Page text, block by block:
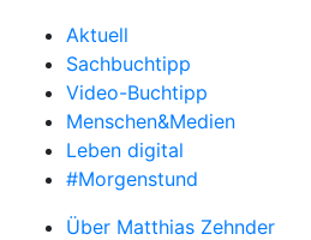
Aktuell
Sachbuchtipp
Video-Buchtipp
Menschen&Medien
Leben digital
#Morgenstund
Über Matthias Zehnder